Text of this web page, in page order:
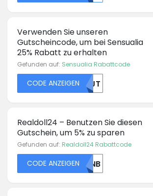
Verwenden Sie unseren
Gutscheincode, um bei Sensualia
25% Rabatt zu erhalten
Gefunden auf: Sensualia Rabattcode
CODE ANZEIGEN NTJT
Realdoll24 – Benutzen Sie diesen
Gutschein, um 5% zu sparen
Gefunden auf: Realdoll24 Rabattcode
CODE ANZEIGEN NVNB